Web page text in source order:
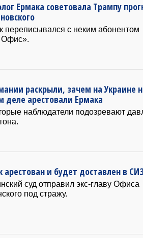
Ермака советовала Трампу
переписывался с неким абонентом
Офис».
раскрыли, зачем на Украине
деле арестовали Ермака
наблюдатели подозревают
арестован и будет доставлен в
суд отправил экс-главу Офиса
под стражу.